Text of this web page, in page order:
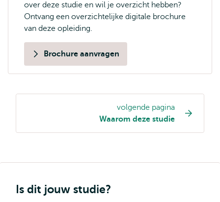
over deze studie en wil je overzicht hebben?
Ontvang een overzichtelijke digitale brochure
van deze opleiding.
Brochure aanvragen
volgende pagina
Waarom deze studie
Is dit jouw studie?